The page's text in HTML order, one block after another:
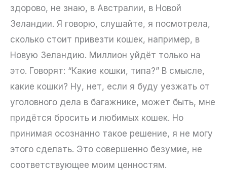
здорово, не знаю, в Австралии, в Новой
Зеландии. Я говорю, слушайте, я посмотрела,
сколько стоит привезти кошек, например, в
Новую Зеландию. Миллион уйдёт только на
это. Говорят: “Какие кошки, типа?” В смысле,
какие кошки? Ну, нет, если я буду уезжать от
уголовного дела в багажнике, может быть, мне
придётся бросить и любимых кошек. Но
принимая осознанно такое решение, я не могу
этого сделать. Это совершенно безумие, не
соответствующее моим ценностям.